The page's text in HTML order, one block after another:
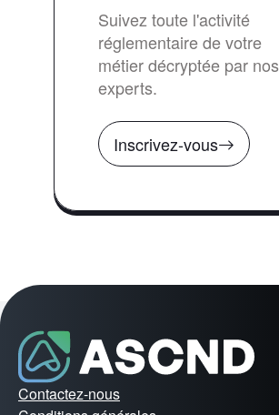
Suivez toute l'activité
réglementaire de votre
métier décryptée par nos
experts.
Inscrivez-vous
Contactez-nous